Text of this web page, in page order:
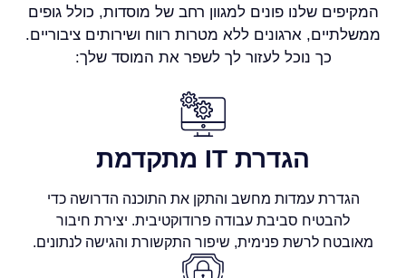
המקיפים שלנו פונים למגוון רחב של מוסדות, כולל גופים
ממשלתיים, ארגונים ללא מטרות רווח ושירותים ציבוריים.
כך נוכל לעזור לך לשפר את המוסד שלך:
הגדרת IT מתקדמת
הגדרת עמדות מחשב והתקן את התוכנה הדרושה כדי
להבטיח סביבת עבודה פרודוקטיבית. יצירת חיבור
מאובטח לרשת פנימית, שיפור התקשורת והגישה לנתונים.